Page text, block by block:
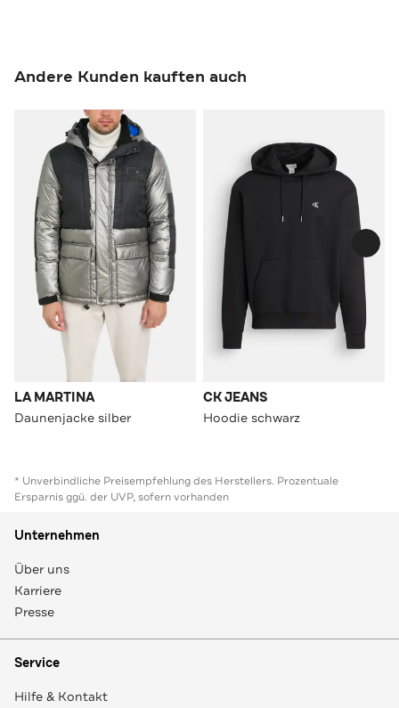
Andere Kunden kauften auch
LA MARTINA
Daunenjacke silber
CK JEANS
Hoodie schwarz
* Unverbindliche Preisempfehlung des Herstellers. Prozentuale
Ersparnis ggü. der UVP, sofern vorhanden
Unternehmen
Über uns
Karriere
Presse
Service
Hilfe & Kontakt